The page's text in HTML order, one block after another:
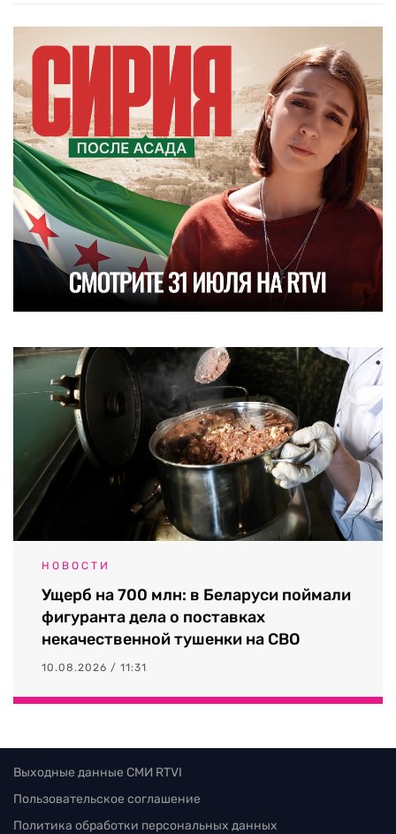
НОВОСТИ
Ущерб на 700 млн: в Беларуси поймали
фигуранта дела о поставках
некачественной тушенки на СВО
10.08.2026 / 11:31
Выходные данные СМИ RTVI
Пользовательское соглашение
Политика обработки персональных данных